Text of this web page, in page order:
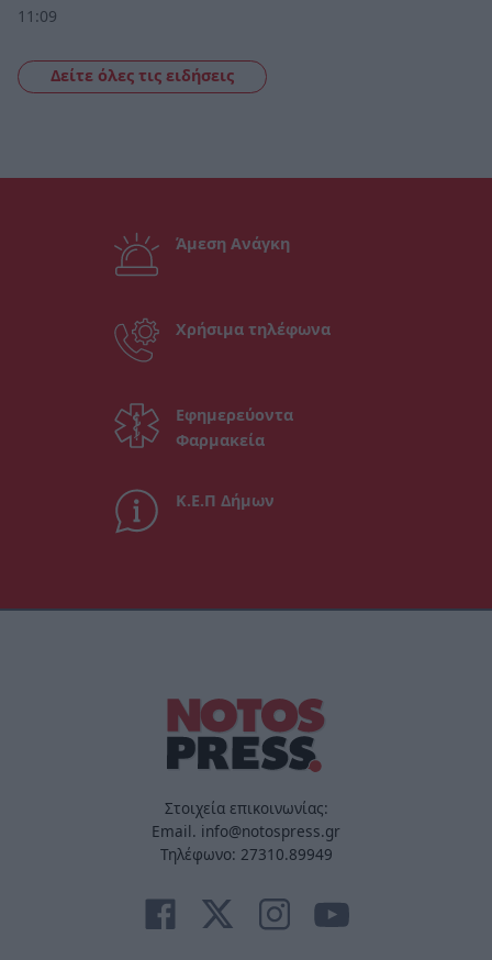
11:09
Δείτε όλες τις ειδήσεις
Άμεση Ανάγκη
Χρήσιμα τηλέφωνα
Εφημερεύοντα
Φαρμακεία
Κ.Ε.Π Δήμων
Στοιχεία επικοινωνίας:
Email. info@notospress.gr
Τηλέφωνο: 27310.89949